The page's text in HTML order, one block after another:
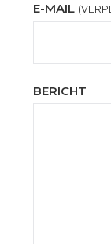
E-MAIL
BERICHT